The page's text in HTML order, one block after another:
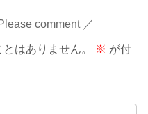
comment
はありません。 ※ が付